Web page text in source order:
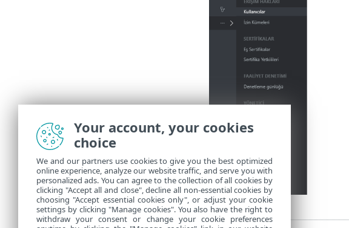
Your account, your cookies
choice
We and our partners use cookies to give you the best optimized
online experience, analyze our website traffic, and serve you with
personalized ads. You can agree to the collection of all cookies by
clicking "Accept all and close", decline all non-essential cookies by
choosing "Accept essential cookies only", or adjust your cookie
settings by clicking "Manage cookies". You also have the right to
withdraw your consent or change your cookie preferences